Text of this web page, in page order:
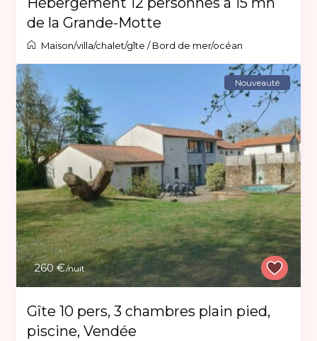
de la Grande-Motte
Maison/villa/chalet/gîte /Bord de mer/océan
260 €/nuit
Nouveauté
Gîte 10 pers, 3 chambres plain pied,
piscine, Vendée